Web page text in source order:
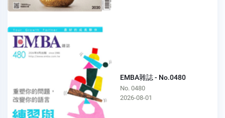
EMBA雜誌 - No.0480
No. 0480
2026-08-01